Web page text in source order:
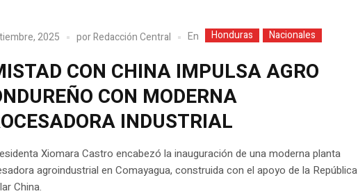
2025 porRedacción Central En Honduras Nacionales
CON CHINA IMPULSA AGRO
CON MODERNA
INDUSTRIAL
Xiomara Castro encabezó la inauguración de una moderna planta
agroindustrial en Comayagua, construida con el apoyo de la República
China.